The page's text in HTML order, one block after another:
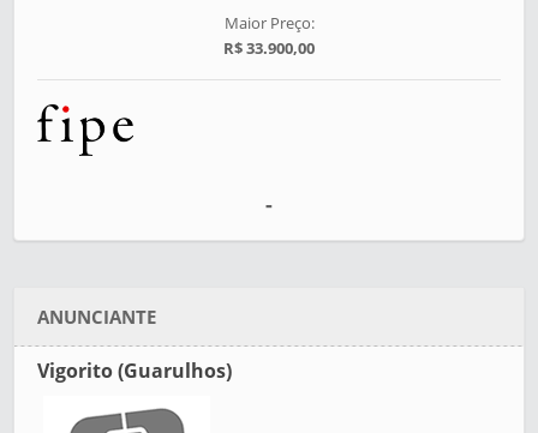
Maior Preço:
R$ 33.900,00
-
ANUNCIANTE
Vigorito (Guarulhos)